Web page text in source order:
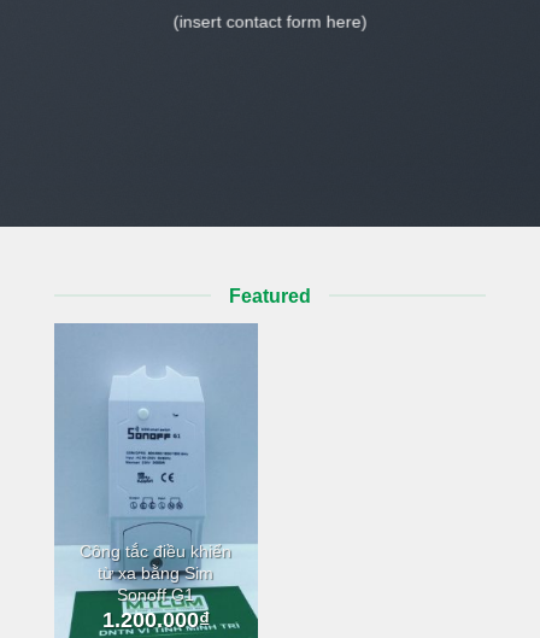
(insert contact form here)
Featured
Công tắc điều khiển
từ xa bằng Sim
Sonoff G1
1.200.000₫